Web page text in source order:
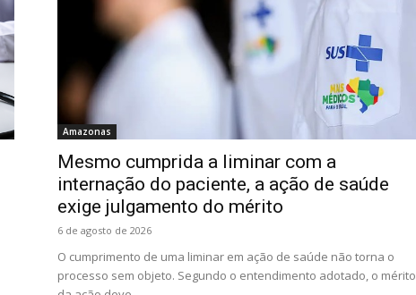
Amazonas
Mesmo cumprida a liminar com a
internação do paciente, a ação de saúde
exige julgamento do mérito
6 de agosto de 2026
O cumprimento de uma liminar em ação de saúde não torna o
processo sem objeto. Segundo o entendimento adotado, o mérito